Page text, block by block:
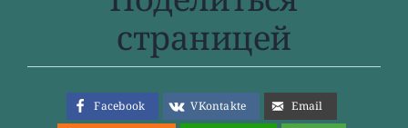
страницей
Facebook VKontakte
Email